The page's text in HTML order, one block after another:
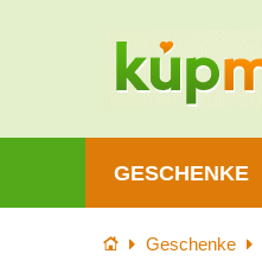
GESCHENKE
StartseiteGeschenke